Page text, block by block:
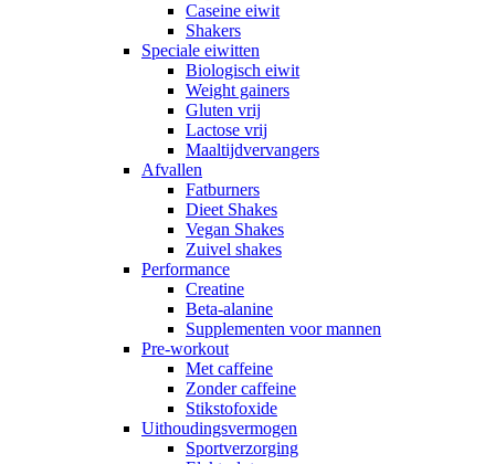
Caseine eiwit
Shakers
Speciale eiwitten
Biologisch eiwit
Weight gainers
Gluten vrij
Lactose vrij
Maaltijdvervangers
Afvallen
Fatburners
Dieet Shakes
Vegan Shakes
Zuivel shakes
Performance
Creatine
Beta-alanine
Supplementen voor mannen
Pre-workout
Met caffeine
Zonder caffeine
Stikstofoxide
Uithoudingsvermogen
Sportverzorging